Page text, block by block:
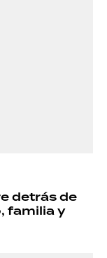
detrás de
familia y